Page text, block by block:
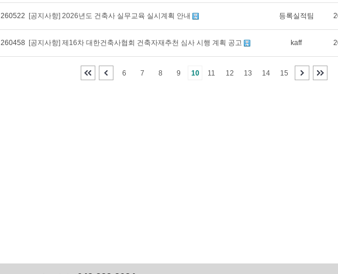
260522 [공지사항] 2026년도 건축사 실무교육 실시계획 안내 등록실적팀
260458 [공지사항] 제16차 대한건축사협회 건축자재추천 심사 시행 계획 공고 kaff
6 7 8 9 10 11 12 13 14 15